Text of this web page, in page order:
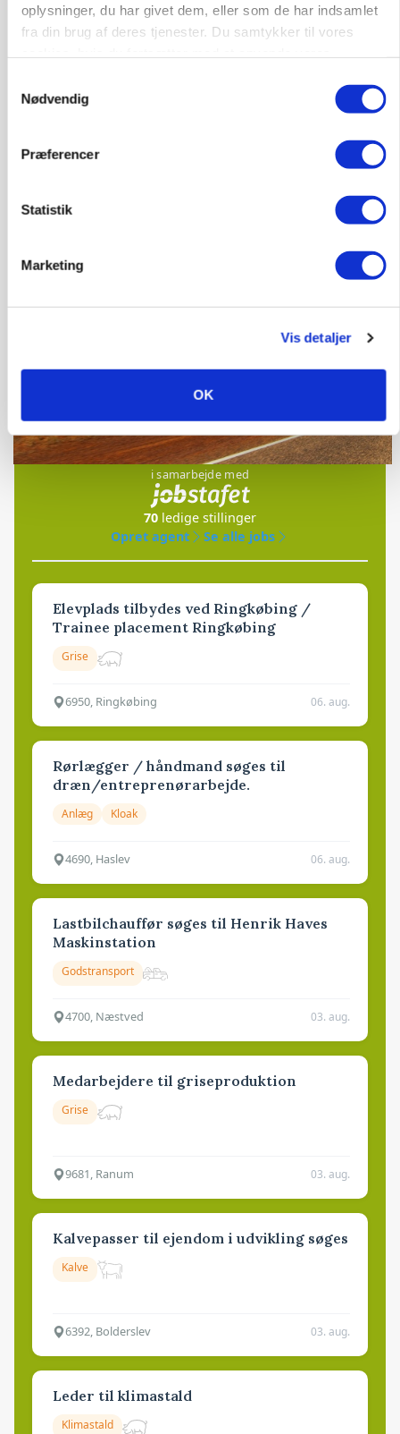
oplysninger, du har givet dem, eller som de har indsamlet
fra din brug af deres tjenester. Du samtykker til vores
Nødvendig
Præferencer
Statistik
Marketing
Vis detaljer
OK
BUSINESS
KULTUR
Australske landmænd tackler vandmangel og
Jobs
i samarbejde med
70 ledige stillinger
Opret agent
Se alle jobs
Elevplads tilbydes ved Ringkøbing /
Trainee placement Ringkøbing
Grise
6950, Ringkøbing 06. aug.
Rørlægger / håndmand søges til
dræn/entreprenørarbejde.
Anlæg Kloak
4690, Haslev 06. aug.
Lastbilchauffør søges til Henrik Haves
Maskinstation
Godstransport
4700, Næstved 03. aug.
Medarbejdere til griseproduktion
Grise
9681, Ranum 03. aug.
Kalvepasser til ejendom i udvikling søges
Kalve
6392, Bolderslev 03. aug.
Leder til klimastald
Klimastald